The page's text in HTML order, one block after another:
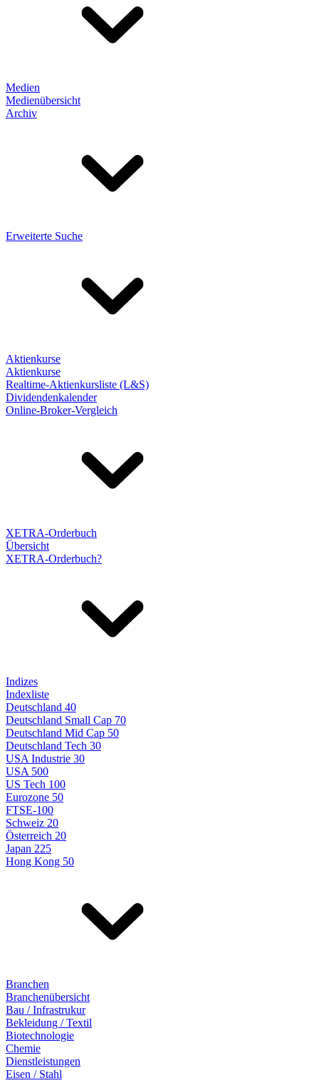
Medien
Medienübersicht
Archiv
Erweiterte Suche
Aktienkurse
Aktienkurse
Realtime-Aktienkursliste (L&S)
Dividendenkalender
Online-Broker-Vergleich
XETRA-Orderbuch
Übersicht
XETRA-Orderbuch?
Indizes
Indexliste
Deutschland 40
Deutschland Small Cap 70
Deutschland Mid Cap 50
Deutschland Tech 30
USA Industrie 30
USA 500
US Tech 100
Eurozone 50
FTSE-100
Schweiz 20
Österreich 20
Japan 225
Hong Kong 50
Branchen
Branchenübersicht
Bau / Infrastrukur
Bekleidung / Textil
Biotechnologie
Chemie
Dienstleistungen
Eisen / Stahl